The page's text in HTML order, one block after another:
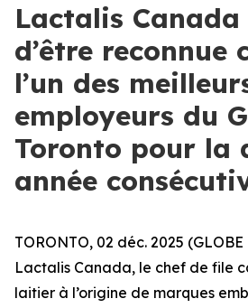
Lactalis
d’être reconnue
l’un des
employeurs du
Toronto pour la
année
TORONTO, 02 déc. 2025
Lactalis Canada, le chef de file
laitier à l’origine de marques